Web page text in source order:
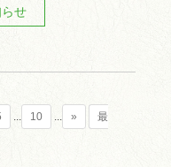
せ
... 10 ... »
最